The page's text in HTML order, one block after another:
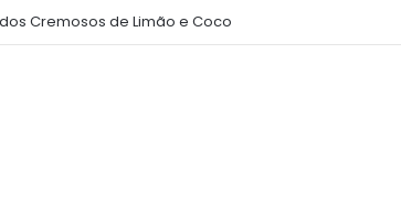
Cremosos de Limão e Coco